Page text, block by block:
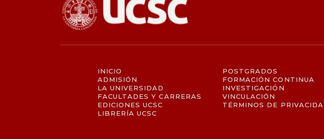
INICIO
ADMISIÓN
LA UNIVERSIDAD
FACULTADES Y CARRERAS
EDICIONES UCSC
LIBRERÍA UCSC
POSTGRADOS
FORMACIÓN CONTINUA
INVESTIGACIÓN
VINCULACIÓN
TÉRMINOS DE